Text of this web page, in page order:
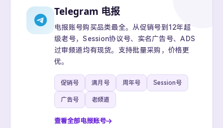
Telegram 电报
电报账号购买品类最全。从促销号到12年超
级老号，Session协议号、实名广告号、ADS
过审频道均有现货。支持批量采购，价格更
优。
促销号 满月号 周年号 Session号
广告号 老频道
查看全部电报账号